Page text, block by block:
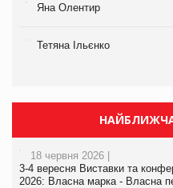
Яна Олентир
Тетяна Ільєнко
18 червня 2026 |
3-4 вересня Виставки та
2026: Власна марка - Власна